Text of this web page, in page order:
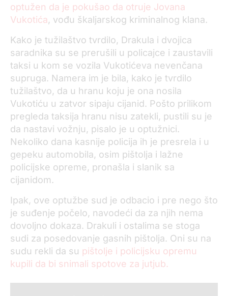
optužen da je pokušao da otruje Jovana
Vukotića, vođu škaljarskog kriminalnog klana.
Kako je tužilaštvo tvrdilo, Drakula i dvojica
saradnika su se prerušili u policajce i zaustavili
taksi u kom se vozila Vukotićeva nevenčana
supruga. Namera im je bila, kako je tvrdilo
tužilaštvo, da u hranu koju je ona nosila
Vukotiću u zatvor sipaju cijanid. Pošto prilikom
pregleda taksija hranu nisu zatekli, pustili su je
da nastavi vožnju, pisalo je u optužnici.
Nekoliko dana kasnije policija ih je presrela i u
gepeku automobila, osim pištolja i lažne
policijske opreme, pronašla i slanik sa
cijanidom.
Ipak, ove optužbe sud je odbacio i pre nego što
je suđenje počelo, navodeći da za njih nema
dovoljno dokaza. Drakuli i ostalima se stoga
sudi za posedovanje gasnih pištolja. Oni su na
sudu rekli da su pištolje i policijsku opremu
kupili da bi snimali spotove za jutjub.